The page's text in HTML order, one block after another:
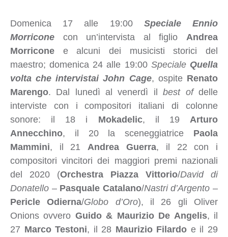
Domenica 17 alle 19:00 Speciale Ennio
Morricone con un’intervista al figlio Andrea
Morriconee alcuni dei musicisti storici del
maestro; domenica 24 alle 19:00 Speciale Quella
volta che intervistai John Cage, ospite Renato
Marengo. Dal lunedì al venerdì ilbest ofdelle
interviste con i compositori italiani di colonne
sonore: il 18 i Mokadelic, il 19 Arturo
Annecchino, il 20 la sceneggiatrice Paola
Mammini, il 21 Andrea Guerra, il 22 con i
compositori vincitori dei maggiori premi nazionali
del 2020 (Orchestra Piazza Vittorio/David di
Donatello– Pasquale Catalano/Nastri d’Argento –
Pericle Odierna/Globo d’Oro), il 26 gli Oliver
Onions ovvero Guido & Maurizio De Angelis, il
27 Marco Testoni, il 28 Maurizio Filardo e il 29